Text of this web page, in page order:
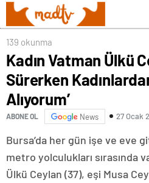
139 okunma
Kadın Vatman Ülkü
Sürerken
Alıyorum’
ABONE OL News 27 Ocak
Bursa’da her gün işe ve eve
metro yolculukları sırasında
Ülkü Ceylan (37), eşi Musa